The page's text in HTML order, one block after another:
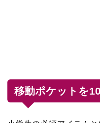
移動ポケットを